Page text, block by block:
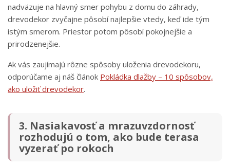
nadväzuje na hlavný smer pohybu z domu do záhrady,
drevodekor zvyčajne pôsobí najlepšie vtedy, keď ide tým
istým smerom. Priestor potom pôsobí pokojnejšie a
prirodzenejšie.
Ak vás zaujímajú rôzne spôsoby uloženia drevodekoru,
odporúčame aj náš článok Pokládka dlažby – 10 spôsobov,
ako uložiť drevodekor.
3. Nasiakavosť a mrazuvzdornosť
rozhodujú o tom, ako bude terasa
vyzerať po rokoch